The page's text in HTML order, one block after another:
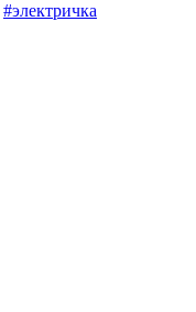
#электричка